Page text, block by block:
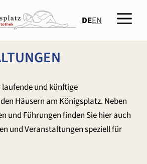
DEEN
und künftige
Häusern am Königsplatz. Neben
und Führungen finden Sie hier auch
und Veranstaltungen speziell für